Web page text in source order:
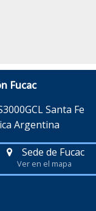
Fucac
Santa Fe
Argentina
Sede de Fucac
Ver en el mapa